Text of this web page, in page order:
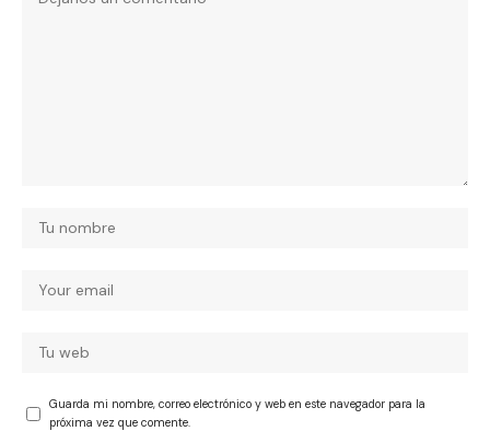
Guarda mi nombre, correo electrónico y web en este navegador para la
próxima vez que comente.